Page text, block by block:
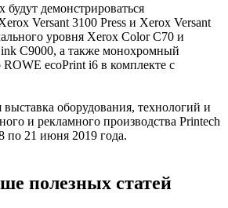
будут демонстрироваться
Versant 3100 Press и Xerox Versant
уровня Xerox Color C70 и
C9000, а также монохромный
ecoPrint i6 в комплекте с
оборудования, технологий и
и рекламного производства Printech
по 21 июня 2019 года.
полезных статей